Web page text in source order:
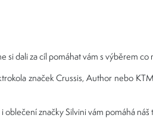
si dali za cíl pomáhat vám s výběrem
značek Crussis, Author nebo
oblečení značky Silvini vám pomáhá